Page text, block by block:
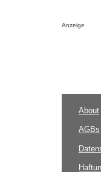
Anzeige
About
AGBs